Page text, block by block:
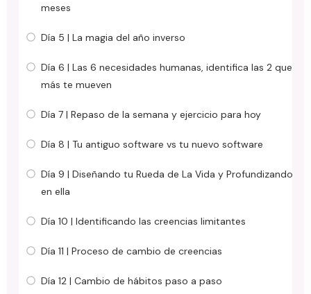
meses
Día 5 | La magia del año inverso
Día 6 | Las 6 necesidades humanas, identifica las 2 que
más te mueven
Día 7 | Repaso de la semana y ejercicio para hoy
Día 8 | Tu antiguo software vs tu nuevo software
Día 9 | Diseñando tu Rueda de La Vida y Profundizando
en ella
Día 10 | Identificando las creencias limitantes
Día 11 | Proceso de cambio de creencias
Día 12 | Cambio de hábitos paso a paso